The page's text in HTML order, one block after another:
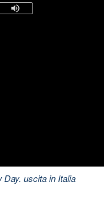
uscita in Italia